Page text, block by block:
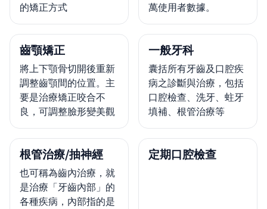
的矯正方式
萬使用者數據。
齒顎矯正
將上下顎骨切開後重新
調整齒顎間的位置。主
要是治療矯正咬合不
良，可調整臉形變美觀
一般牙科
囊括所有牙齒及口腔疾
病之診斷與治療，包括
口腔檢查、洗牙、蛀牙
填補、根管治療等
根管治療/抽神經
也可稱為齒內治療，就
是治療「牙齒內部」的
各種疾病，內部指的是
定期口腔檢查